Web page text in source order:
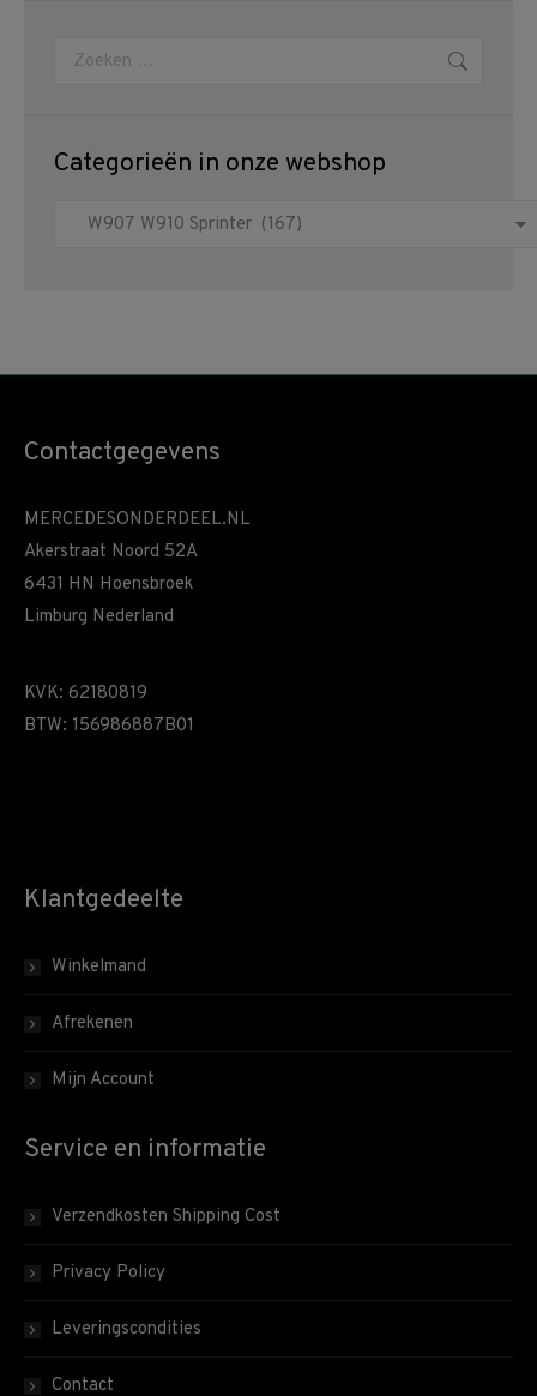
Zoeken:
Categorieën in onze webshop
Contactgegevens
MERCEDESONDERDEEL.NL
Akerstraat Noord 52A
6431 HN Hoensbroek
Limburg Nederland
KVK: 62180819
BTW: 156986887B01
Klantgedeelte
Winkelmand
Afrekenen
Mijn Account
Service en informatie
Verzendkosten Shipping Cost
Privacy Policy
Leveringscondities
Contact